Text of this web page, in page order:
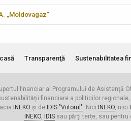
„Moldovagaz”
Transparenţă Sustenabilitatea
financiar al Programului de Asistență
financiare a politicilor
INEKO și de IDIS "Viitorul". Nici INEKO, nici
INEKO, IDISsau părți terțe, sau pentru